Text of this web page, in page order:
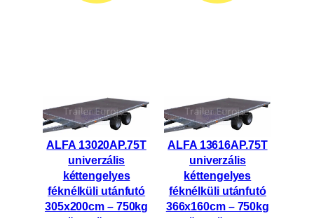
ALFA 13020AP.75T
univerzális
kéttengelyes
féknélküli utánfutó
305x200cm – 750kg
ALFA 13616AP.75T
univerzális
kéttengelyes
féknélküli utánfutó
366x160cm – 750kg